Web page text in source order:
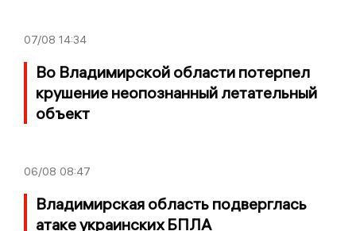
07/08 14:34
Во Владимирской области потерпел
крушение неопознанный летательный
объект
06/08 08:47
Владимирская область подверглась
атаке украинских БПЛА